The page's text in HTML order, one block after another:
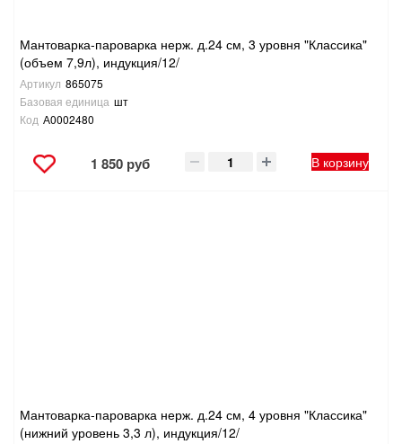
Мантоварка-пароварка нерж. д.24 см, 3 уровня "Классика"
(объем 7,9л), индукция/12/
Артикул 865075
Базовая единица шт
Код А0002480
1 850 руб В корзину
Мантоварка-пароварка нерж. д.24 см, 4 уровня "Классика"
(нижний уровень 3,3 л), индукция/12/